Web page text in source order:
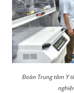
Đoàn Trung tâm Y